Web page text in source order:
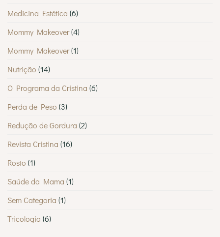
Medicina Estética (6)
Mommy Makeover(4)
Mommy Makeover(1)
Nutrição (14)
O Programa da Cristina (6)
Perda de Peso (3)
Redução de Gordura (2)
Revista Cristina (16)
Rosto (1)
Saúde da Mama (1)
Sem Categoria (1)
Tricologia (6)